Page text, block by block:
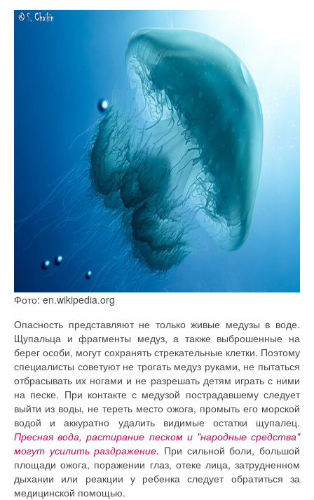
Фото: en.wikipedia.org
Опасность представляют не только живые медузы в воде.
Щупальца и фрагменты медуз, а также выброшенные на
берег особи, могут сохранять стрекательные клетки. Поэтому
специалисты советуют не трогать медуз руками, не пытаться
отбрасывать их ногами и не разрешать детям играть с ними
на песке. При контакте с медузой пострадавшему следует
выйти из воды, не тереть место ожога, промыть его морской
водой и аккуратно удалить видимые остатки щупалец.
Пресная вода, растирание песком и "народные средства"
могут усилить раздражение. При сильной боли, большой
площади ожога, поражении глаз, отеке лица, затрудненном
дыхании или реакции у ребенка следует обратиться за
медицинской помощью.